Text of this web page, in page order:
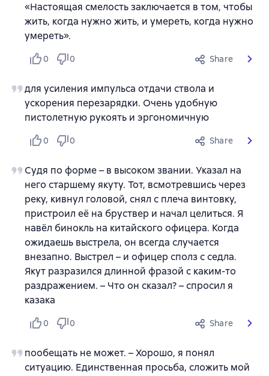
«Настоящая смелость заключается в том, чтобы
жить, когда нужно жить, и умереть, когда нужно
умереть».
0 0 Share
для усиления импульса отдачи ствола и
ускорения перезарядки. Очень удобную
пистолетную рукоять и эргономичную
0 0 Share
Судя по форме – в высоком звании. Указал на
него старшему якуту. Тот, всмотревшись через
реку, кивнул головой, снял с плеча винтовку,
пристроил её на бруствер и начал целиться. Я
навёл бинокль на китайского офицера. Когда
ожидаешь выстрела, он всегда случается
внезапно. Выстрел – и офицер сполз с седла.
Якут разразился длинной фразой с каким-то
раздражением. – Что он сказал? – спросил я
казака
0 0 Share
пообещать не может. – Хорошо, я понял
ситуацию. Единственная просьба, сложить мой